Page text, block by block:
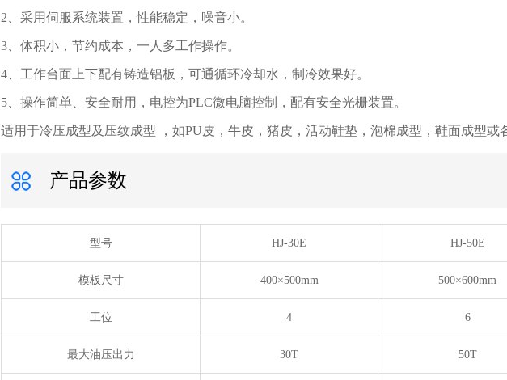
2、采用伺服系统装置，性能稳定，噪音小。
3、体积小，节约成本，一人多工作操作。
4、工作台面上下配有铸造铝板，可通循环冷却水，制冷效果好。
5、操作简单、安全耐用，电控为PLC微电脑控制，配有安全光栅装置。
适用于冷压成型及压纹成型 ，如PU皮，牛皮，猪皮，活动鞋垫，泡棉成型，鞋面成型或
产品参数
型号 HJ-30E HJ-50E
模板尺寸 400×500mm 500×600mm
工位 4 6
最大油压出力 30T 50T